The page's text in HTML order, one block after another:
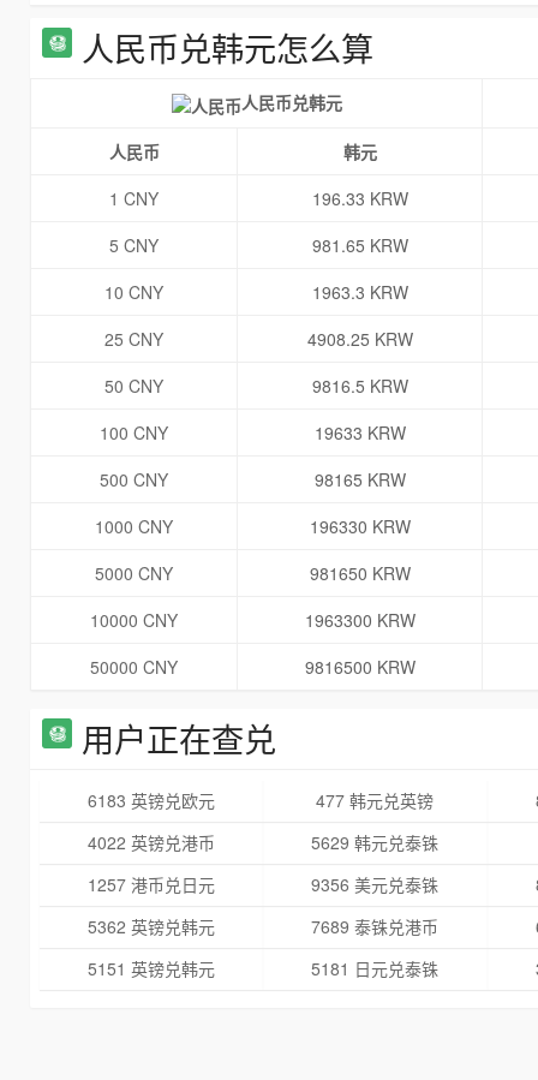
人民币兑韩元怎么算
人民币兑韩元
人民币
韩元
1 CNY
196.33 KRW
5 CNY
981.65 KRW
10 CNY
1963.3 KRW
25 CNY
4908.25 KRW
50 CNY
9816.5 KRW
100 CNY
19633 KRW
500 CNY
98165 KRW
1000 CNY
196330 KRW
5000 CNY
981650 KRW
10000 CNY
1963300 KRW
50000 CNY
9816500 KRW
用户正在查兑
6183 英镑兑欧元 477 韩元兑英镑
4022 英镑兑港币
5629 韩元兑泰铢
1257 港币兑日元
9356 美元兑泰铢
5362 英镑兑韩元
7689 泰铢兑港币
5151 英镑兑韩元
5181 日元兑泰铢